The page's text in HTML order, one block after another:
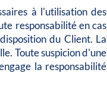
à l'utilisation des
responsabilité en cas
du Client. La
Toute suspicion d'une
la responsabilité